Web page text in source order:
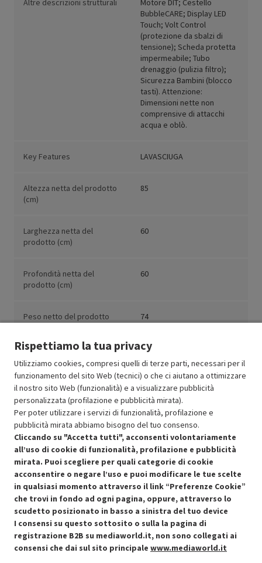
Altre descrizioni strutturali
Motore DIT; Cestello
BubbleCARE; Display LED
Touch; Volt Control
(protezione da sbalzi di
tensione); Scheda protetta
impermeabile; Tubo
drenaggio (pulizia filtro);
Sicurezza Bambini (blocco
tasti). Attenzione:
Dimensioni nette non
comprensive di attacchi
acqua e oblò.
Key Features LAVASCIUGA
Altezza netta del prodotto
(cm)
85
Larghezza netta del
prodotto (cm)
60
Profondità netta del
prodotto (cm)
60
Peso netto del prodotto
74
Resi e garanzie
Stato prodotti
Condizioni generali di vendita Recedere dal contratto qui
Rispettiamo la tua privacy
Utilizziamo cookies, compresi quelli di terze parti, necessari per il
funzionamento del sito Web (tecnici) o che ci aiutano a ottimizzare
il nostro sito Web (funzionalità) e a visualizzare pubblicità
personalizzata (profilazione e pubblicità mirata).
Per poter utilizzare i servizi di funzionalità, profilazione e
pubblicità mirata abbiamo bisogno del tuo consenso.
Cliccando su "Accetta tutti", acconsenti volontariamente
all’uso di cookie di funzionalità, profilazione e pubblicità
mirata. Puoi scegliere per quali categorie di cookie
acconsentire o negare l’uso e puoi modificare le tue scelte
in qualsiasi momento attraverso il link “Preferenze Cookie”
che trovi in fondo ad ogni pagina, oppure, attraverso lo
scudetto posizionato in basso a sinistra del tuo device
I consensi su questo sottosito o sulla la pagina di
registrazione B2B su mediaworld.it, non sono collegati ai
consensi che dai sul sito principale www.mediaworld.it